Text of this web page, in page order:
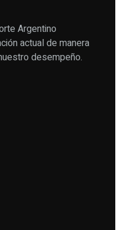
Argentino
actual de manera
desempeño.